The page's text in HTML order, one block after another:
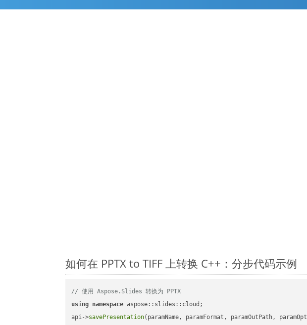
如何在 PPTX to TIFF 上转换 C++：分步代码示例
// 使用 Aspose.Slides 转换为 PPTX
using namespace aspose::slides::cloud;
api->savePresentation(paramName, paramFormat, paramOutPath,